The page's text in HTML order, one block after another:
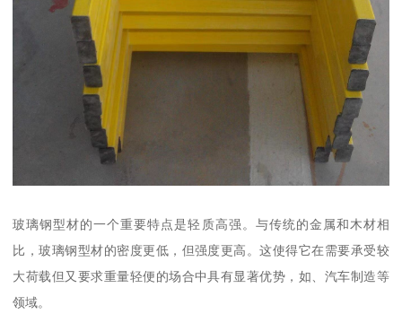
玻璃钢型材的一个重要特点是轻质高强。与传统的金属和木材相
比，玻璃钢型材的密度更低，但强度更高。这使得它在需要承受较
大荷载但又要求重量轻便的场合中具有显著优势，如、汽车制造等
领域。